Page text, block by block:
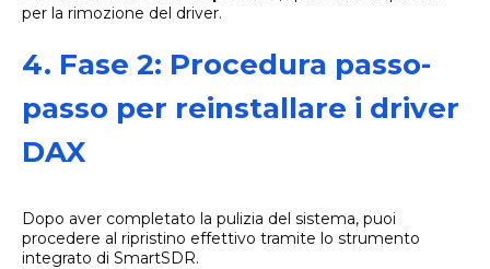
per la rimozione del driver.
4. Fase 2: Procedura passo-
passo per reinstallare i driver
DAX
Dopo aver completato la pulizia del sistema, puoi
procedere al ripristino effettivo tramite lo strumento
integrato di SmartSDR.